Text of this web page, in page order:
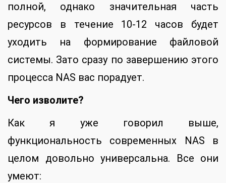
полной, однако значительная часть
ресурсов в течение 10-12 часов будет
уходить на формирование файловой
системы. Зато сразу по завершению этого
процесса NAS вас порадует.
Чего изволите?
Как я уже говорил выше,
функциональность современных NAS в
целом довольно универсальна. Все они
умеют: